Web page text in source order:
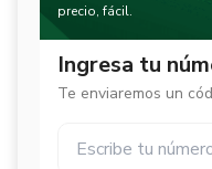
precio, fácil.
Ingresa tu
Te enviaremos un